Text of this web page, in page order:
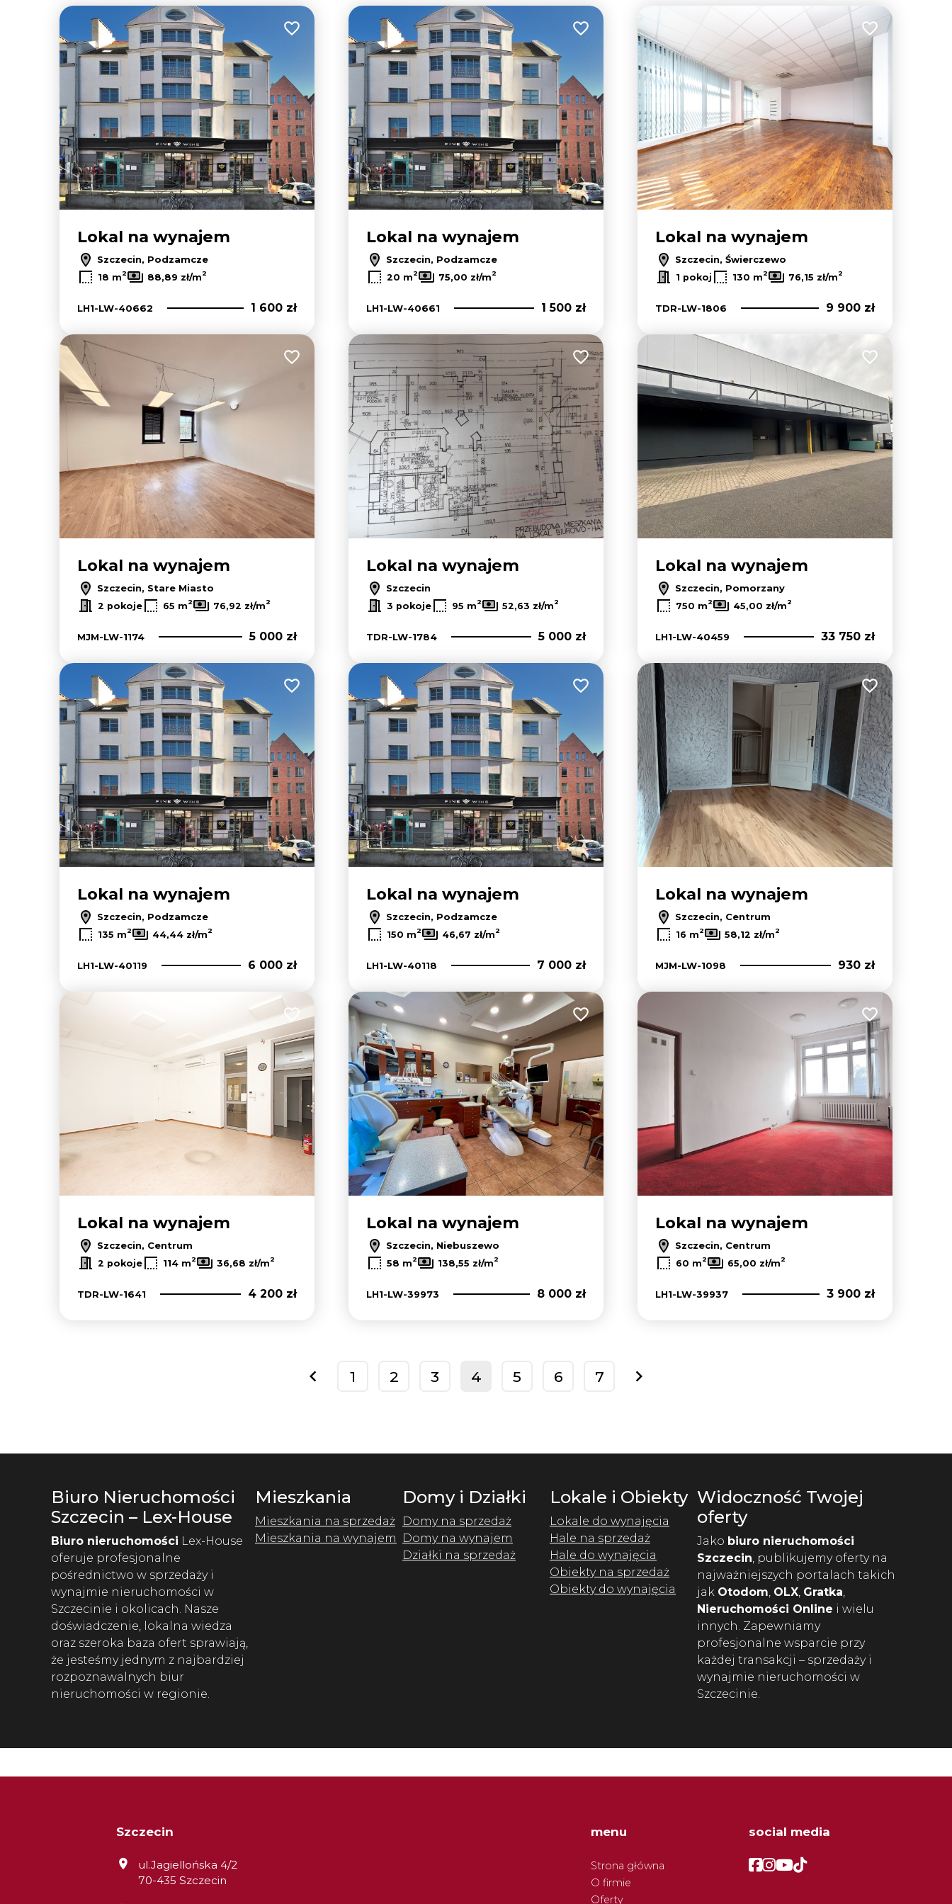
Dodaj do ulubionych
Lokal na wynajem
Szczecin, Podzamcze
18 m2 88,89 zł/m2
LH1-LW-40662 1 600 zł
Dodaj do ulubionych
Lokal na wynajem
Szczecin, Podzamcze
20 m2 75,00 zł/m2
LH1-LW-40661 1 500 zł
Dodaj do
Lokal na wynajem
Szczecin, Świerczewo
1 pokoj 130 m2 76,15 zł/m2
TDR-LW-1806 9 900 zł
Dodaj do ulubionych
Lokal na wynajem
Szczecin, Stare Miasto
2 pokoje 65 m2 76,92 zł/m2
MJM-LW-1174 5 000 zł
Dodaj do ulubionych
Lokal na wynajem
Szczecin
3 pokoje 95 m2 52,63 zł/m2
TDR-LW-1784 5 000 zł
Dodaj do
Lokal na wynajem
Szczecin, Pomorzany
750 m2 45,00 zł/m2
LH1-LW-40459 33 750 zł
Dodaj do ulubionych
Lokal na wynajem
Szczecin, Podzamcze
135 m2 44,44 zł/m2
LH1-LW-40119 6 000 zł
Dodaj do ulubionych
Lokal na wynajem
Szczecin, Podzamcze
150 m2 46,67 zł/m2
LH1-LW-40118 7 000 zł
Dodaj do
Lokal na wynajem
Szczecin, Centrum
16 m2 58,12 zł/m2
MJM-LW-1098 930 zł
Dodaj do ulubionych
Lokal na wynajem
Szczecin, Centrum
2 pokoje 114 m2 36,68 zł/m2
TDR-LW-1641 4 200 zł
Dodaj do ulubionych
Lokal na wynajem
Szczecin, Niebuszewo
58 m2 138,55 zł/m2
LH1-LW-39973 8 000 zł
Dodaj do
Lokal na wynajem
Szczecin, Centrum
60 m2 65,00 zł/m2
LH1-LW-39937 3 900 zł
prev
1 2 3 4 5 6 7
next
Biuro Nieruchomości
Szczecin – Lex-House
Biuro nieruchomości Lex-House
oferuje profesjonalne
pośrednictwo w sprzedaży i
wynajmie nieruchomości w
Szczecinie i okolicach. Nasze
doświadczenie, lokalna wiedza
oraz szeroka baza ofert sprawiają,
że jesteśmy jednym z najbardziej
rozpoznawalnych biur
nieruchomości w regionie.
Mieszkania
Mieszkania na sprzedaż
Mieszkania na wynajem
Domy i Działki
Domy na sprzedaż
Domy na wynajem
Działki na sprzedaż
Lokale i Obiekty
Lokale do wynajęcia
Hale na sprzedaż
Hale do wynajęcia
Obiekty na sprzedaż
Obiekty do wynajęcia
Widoczność Twojej
oferty
Jako biuro nieruchomości
Szczecin, publikujemy oferty na
najważniejszych portalach takich
jak Otodom, OLX, Gratka,
Nieruchomości Online i wielu
innych. Zapewniamy
profesjonalne wsparcie przy
każdej transakcji – sprzedaży i
wynajmie nieruchomości w
Szczecinie.
Szczecin
ul.Jagiellońska 4/2
70-435 Szczecin
menu
Strona główna
O firmie
Oferty
social media
Facebook
Facebook
Facebook
Facebook